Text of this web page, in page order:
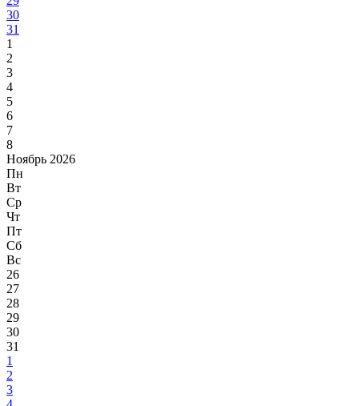
30
31
1
2
3
4
5
6
7
8
Ноябрь 2026
Пн
Вт
Ср
Чт
Пт
Сб
Вс
26
27
28
29
30
31
1
2
3